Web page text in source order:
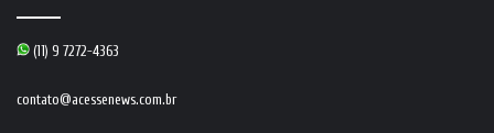
(11) 9 7272-4363
contato@acessenews.com.br